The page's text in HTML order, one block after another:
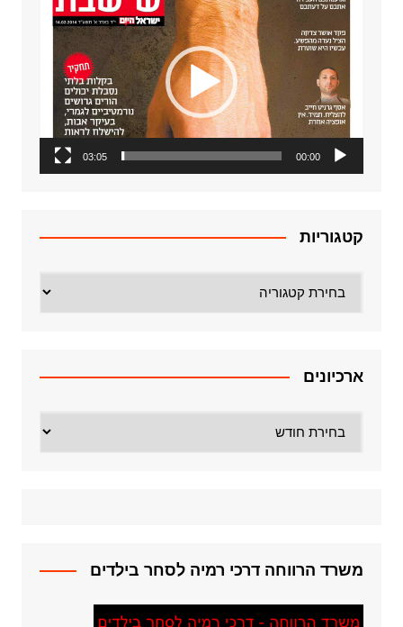
00:00
03:05
קטגוריות
ארכיונים
משרד הרווחה דרכי רמיה לסחר בילדים